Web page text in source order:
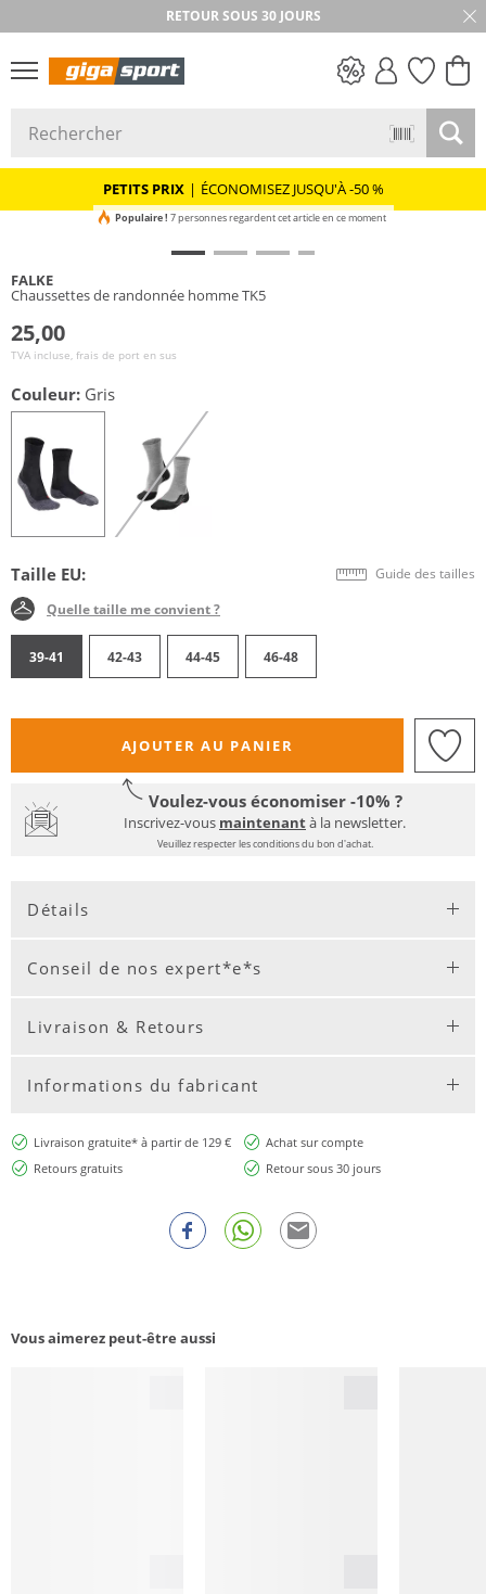
RETOUR SOUS 30 JOURS
PETITS PRIX | ÉCONOMISEZ JUSQU'À -50 %
Populaire ! 7 personnes regardent cet article en ce moment
FALKE
Chaussettes de randonnée homme TK5
25,00
TVA incluse, frais de port en sus
Couleur: Gris
Taille EU: Guide des tailles
Quelle taille me convient ?
39-41 42-43 44-45 46-48
AJOUTER AU PANIER
Voulez-vous économiser -10% ?
Inscrivez-vous maintenantà la newsletter.
Veuillez respecter les conditions du bon d'achat.
Détails
Conseil de nos expert*e*s
Livraison & Retours
Informations du fabricant
Livraison gratuite* à partir de 129 €
Achat sur compte
Retours gratuits
Retour sous 30 jours
Vous aimerez peut-être aussi